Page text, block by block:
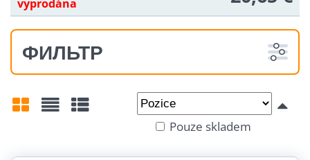
vyprodána
ФИЛЬТР
Do:
Tvrdost pružin:
Pouze skladem